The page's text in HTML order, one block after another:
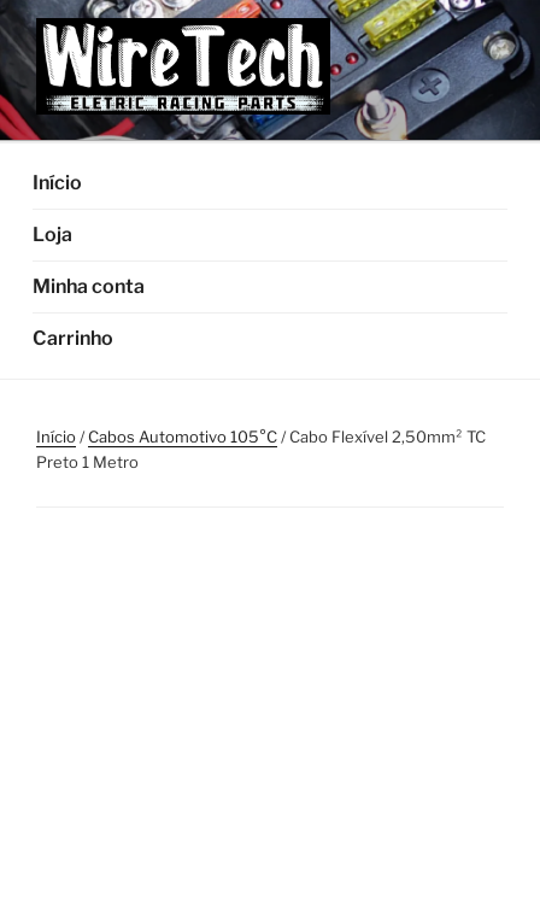
Pular
para
o
conteúdo
Início
Loja
Minha conta
Carrinho
Início/Cabos Automotivo 105°C/ Cabo Flexível 2,50mm² TC
Preto 1 Metro